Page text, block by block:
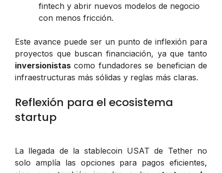
fintech y abrir nuevos modelos de negocio
con menos fricción.
Este avance puede ser un punto de inflexión para
proyectos que buscan financiación, ya que tanto
inversionistas como fundadores se benefician de
infraestructuras más sólidas y reglas más claras.
Reflexión para el ecosistema
startup
La llegada de la stablecoin USAT de Tether no
solo amplía las opciones para pagos eficientes,